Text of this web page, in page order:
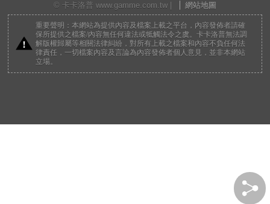
© 卡卡洛普 www.gamme.com.tw | 網站地圖
重要聲明：本網站為提供內容及檔案上載之平台，內容發佈者請確
保所提供之檔案/內容無任何違法或牴觸法令之虞。卡卡洛普無法調
解版權歸屬等相關法律糾紛，對所有上載之檔案和內容不負任何法
律責任，一切檔案內容及言論為內容發佈者個人意見，並非本網站
立場。